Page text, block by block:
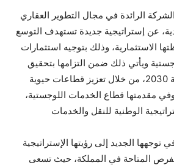
الشركة الرائدة في مجال التطوير العقاري
عن إستراتيجية جديدة تستهدف التوسع
الاستثمارية، وذلك بتوجيه استثمارات
ويأتي ذلك ضمن التزامها بتحقيق
مستهدفات رؤية المملكة 2030، من خلال تعزيز قطاعات حيوية
مقدمتها قطاع الخدمات اللوجستية،
الوطنية للنقل والخدمات
توجهها الجديد إلى رؤيتها الإستراتيجية
المتاحة في المملكة، حيث تسعى